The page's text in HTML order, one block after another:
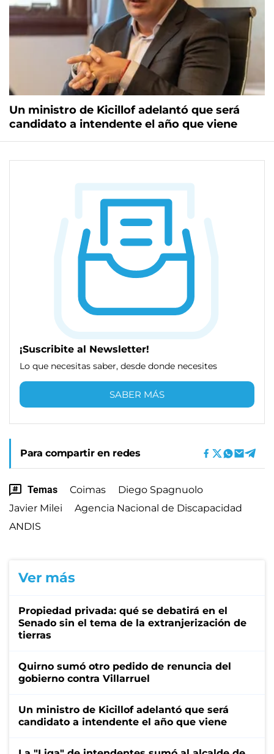
Un ministro de Kicillof adelantó que será
candidato a intendente el año que viene
¡Suscribite al Newsletter!
Lo que necesitas saber, desde donde necesites
SABER MÁS
Para compartir en redes
Temas Coimas
Diego Spagnuolo
Javier Milei
Agencia Nacional de Discapacidad
ANDIS
Ver más
Propiedad privada: qué se debatirá en el
Senado sin el tema de la extranjerización de
tierras
Quirno sumó otro pedido de renuncia del
gobierno contra Villarruel
Un ministro de Kicillof adelantó que será
candidato a intendente el año que viene